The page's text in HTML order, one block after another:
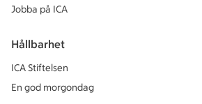
Jobba på ICA
Hållbarhet
ICA Stiftelsen
En god morgondag